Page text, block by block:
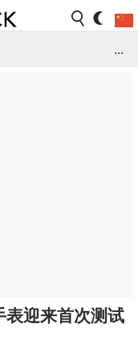
...
迎来首次测试